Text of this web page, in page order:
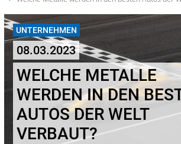
UNTERNEHMEN
08.03.2023
WELCHE METALLE
WERDEN IN DEN
AUTOS DER WELT
VERBAUT?